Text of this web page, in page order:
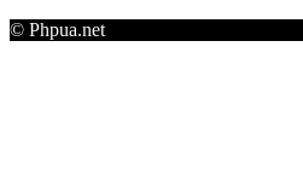
© Phpua.net